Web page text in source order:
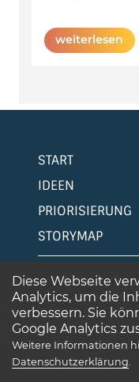
Diese Webseite
Analytics, um die
verbessern. Sie
Google Analytics
Weitere Informationen
Datenschutzerklärung.
weiterlesen
START
IDEEN
PRIORISIERUNG
STORYMAP
ÜBER MICH
KONTAKT,
ERIK MÖSER |